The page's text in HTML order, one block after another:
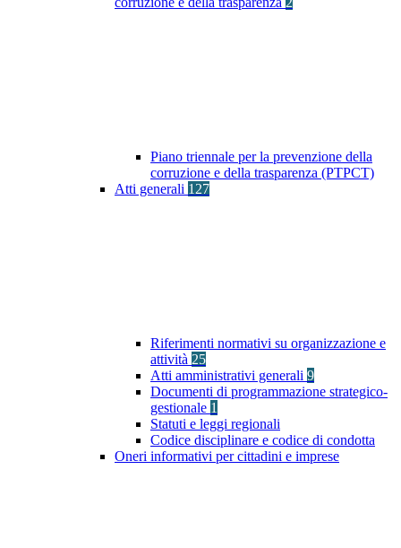
Piano triennale per la prevenzione della
corruzione e della trasparenza (PTPCT)
Atti generali 127
Riferimenti normativi su organizzazione e
attività 25
Atti amministrativi generali 9
Documenti di programmazione strategico-
gestionale 1
Statuti e leggi regionali
Codice disciplinare e codice di condotta
Oneri informativi per cittadini e imprese